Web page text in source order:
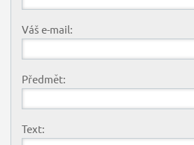
Váš e-mail:
Předmět:
Text: